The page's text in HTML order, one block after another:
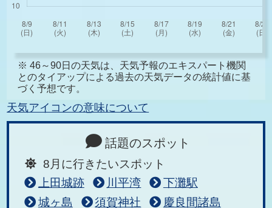
※ 46～90日の天気は、天気予報のエキスパート機関
とのタイアップによる過去の天気データの統計値に基
づく予想です。
天気アイコンの意味について
話題のスポット
8月に行きたいスポット
上田城跡
川平湾
下灘駅
城ヶ島
須賀神社
慶良間諸島